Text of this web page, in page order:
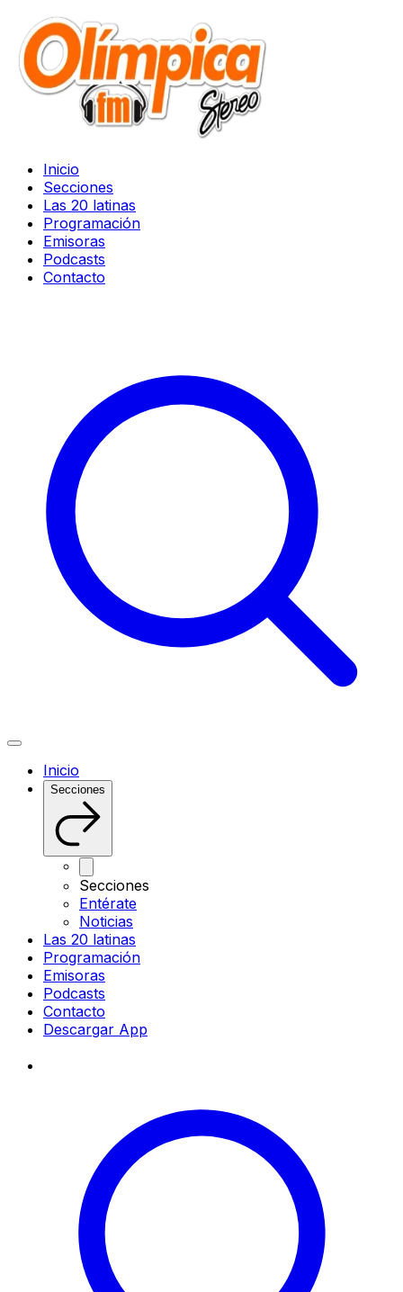
Inicio
Secciones
Las 20 latinas
Programación
Emisoras
Podcasts
Contacto
Inicio
Secciones
Secciones
Entérate
Noticias
Las 20 latinas
Programación
Emisoras
Podcasts
Contacto
Descargar App